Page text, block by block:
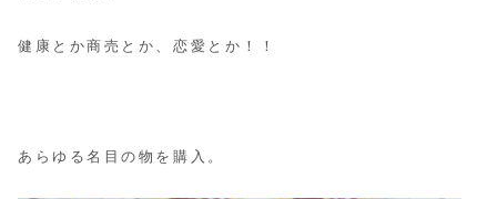
健康とか商売とか、恋愛とか！！
あらゆる名目の物を購入。